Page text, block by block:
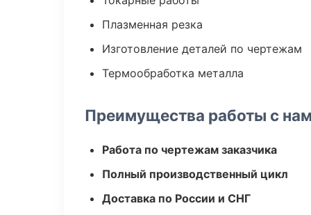
Плазменная резка
Изготовление деталей по чертежам
Термообработка металла
Преимущества работы с
Работа по чертежам заказчика
Полный производственный цикл
Доставка по России и СНГ